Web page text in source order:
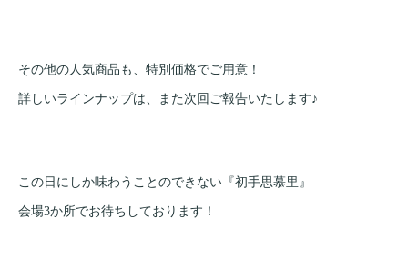
その他の人気商品も、特別価格でご用意！
詳しいラインナップは、また次回ご報告いたします♪
この日にしか味わうことのできない『初手思慕里』
会場3か所でお待ちしております！